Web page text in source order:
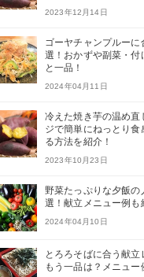
2023年12月14日
ゴーヤチャンプルーに
選！おかずや副菜・付
と一品！
2024年04月11日
冷えた焼き芋の温め直
ジで簡単にねっとり食
る方法を紹介！
2023年10月23日
野菜たっぷりな夕飯の
選！献立メニュー例も
2024年04月10日
とろろそばに合う献立
もう一品は？メニュー